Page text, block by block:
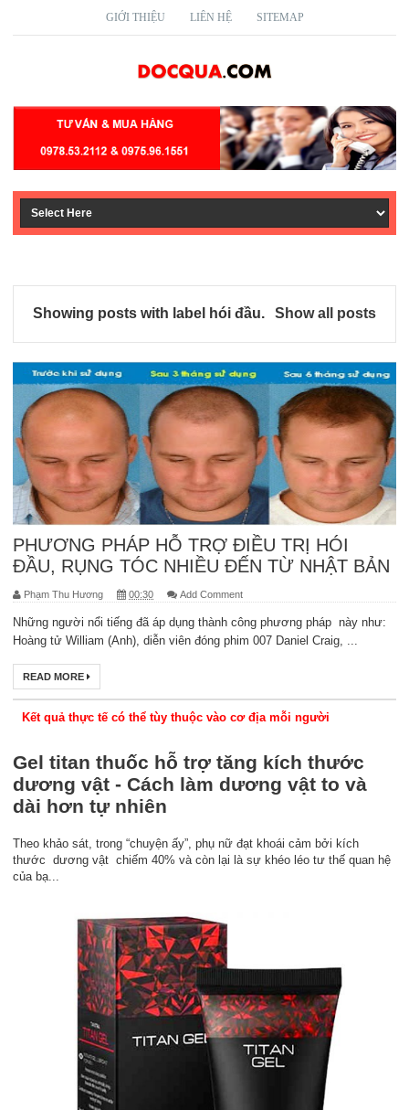
GIỚI THIỆU LIÊN HỆ SITEMAP
Showing posts with label hói đầu. Show all posts
PHƯƠNG PHÁP HỖ TRỢ ĐIỀU TRỊ HÓI
ĐẦU, RỤNG TÓC NHIỀU ĐẾN TỪ NHẬT BẢN
Phạm Thu Hương 00:30 Add Comment
Những người nổi tiếng đã áp dụng thành công phương pháp này như:
Hoàng tử William (Anh), diễn viên đóng phim 007 Daniel Craig, ...
READ MORE
Kết quả thực tế có thể tùy thuộc vào cơ địa mỗi người
Gel titan thuốc hỗ trợ tăng kích thước
dương vật - Cách làm dương vật to và
dài hơn tự nhiên
Theo khảo sát, trong “chuyện ấy”, phụ nữ đạt khoái cảm bởi kích
thước dương vật chiếm 40% và còn lại là sự khéo léo tư thế quan hệ
của bạ...